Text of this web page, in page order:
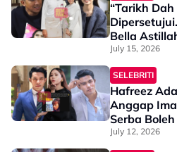
“Tarikh
Bella
Majlis
July 15, 2026
SELEBRITI
Hafreez
Anggap
Serba
Pertikaikan…”
July 12, 2026